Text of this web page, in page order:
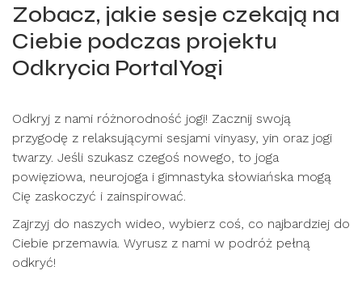
Zobacz, jakie sesje czekają na
Ciebie podczas projektu
Odkrycia PortalYogi
Odkryj z nami różnorodność jogi! Zacznij swoją
przygodę z relaksującymi sesjami vinyasy, yin oraz jogi
twarzy. Jeśli szukasz czegoś nowego, to joga
powięziowa, neurojoga i gimnastyka słowiańska mogą
Cię zaskoczyć i zainspirować.
Zajrzyj do naszych wideo, wybierz coś, co najbardziej do
Ciebie przemawia. Wyrusz z nami w podróż pełną
odkryć!